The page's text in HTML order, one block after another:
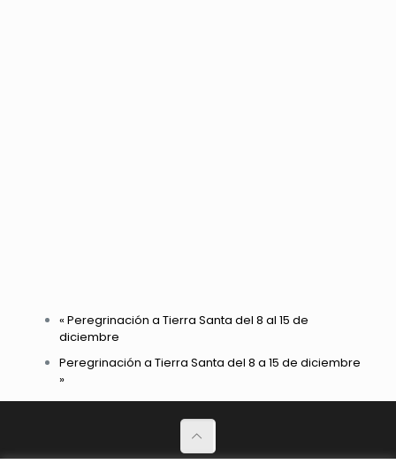
« Peregrinación a Tierra Santa del 8 al 15 de
diciembre
Peregrinación a Tierra Santa del 8 a 15 de diciembre
»